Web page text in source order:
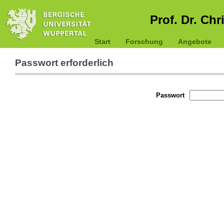
Prof. Dr.
Start Forschung Angebote
Passwort erforderlich
Passwort